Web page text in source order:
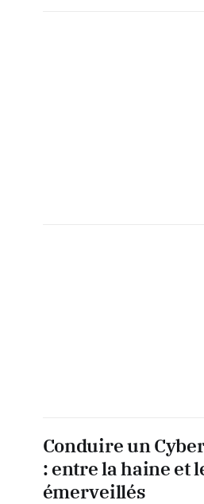
Conduire un
: entre la haine et
émerveillés